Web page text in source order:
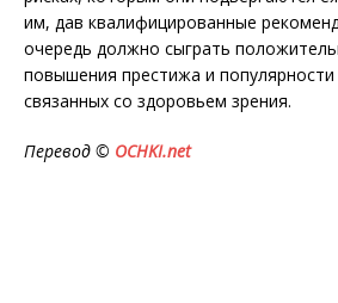
им, дав квалифицированные
очередь должно сыграть
повышения престижа и
связанных со здоровьем зрения.
Перевод © OCHKI.net